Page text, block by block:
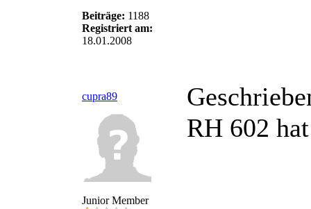
Beiträge: 1188
Registriert am:
18.01.2008
cupra89
Junior Member
RH 602